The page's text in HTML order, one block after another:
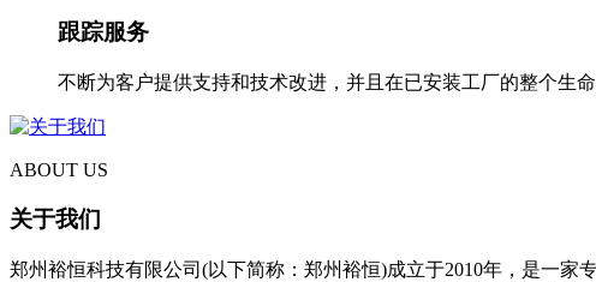
跟踪服务
不断为客户提供支持和技术改进，并且在已安装工厂的整个生
ABOUT US
关于我们
郑州裕恒科技有限公司(以下简称：郑州裕恒)成立于2010年，是一